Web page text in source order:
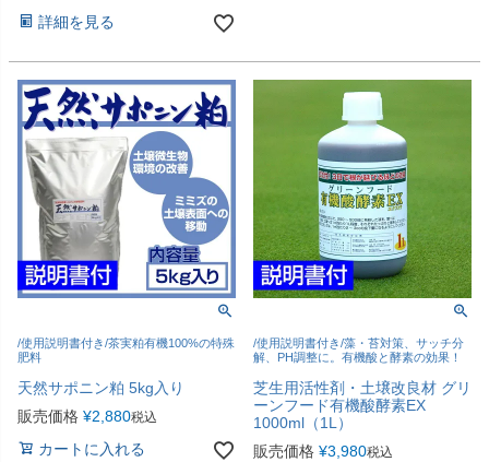
詳細を見る
/使用説明書付き/茶実粕有機100%の特殊
肥料
天然サポニン粕 5kg入り
販売価格 ¥2,880税込
カートに入れる
/使用説明書付き/藻・苔対策、サッチ分
解、PH調整に。有機酸と酵素の効果！
芝生用活性剤・土壌改良材 グリ
ーンフード有機酸酵素EX
1000ml（1L）
販売価格 ¥3,980税込